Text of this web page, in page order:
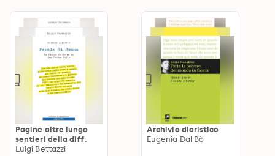
Pagine altre lungo
sentieri della diff.
Luigi Bettazzi
Archivio diaristico
Eugenia Dal Bò